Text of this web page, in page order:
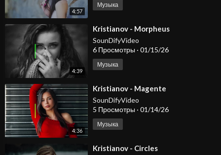
4:57
Музыка
4:39
⁣Kristianov - Morpheus
SounDifyVideo
6 Просмотры · 01/15/26
Музыка
4:36
⁣Kristianov - Magente
SounDifyVideo
5 Просмотры · 01/14/26
Музыка
⁣Kristianov - Circles